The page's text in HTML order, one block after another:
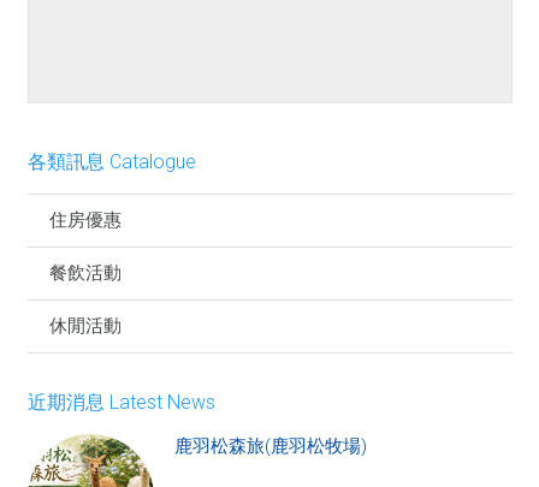
各類訊息 Catalogue
住房優惠
餐飲活動
休閒活動
近期消息 Latest News
鹿羽松森旅(鹿羽松牧場)